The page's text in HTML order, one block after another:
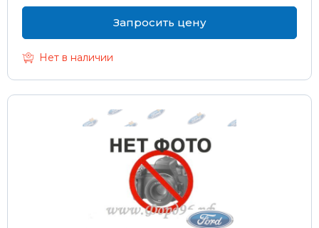
Запросить цену
Нет в наличии